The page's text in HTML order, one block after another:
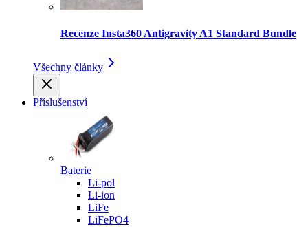
Recenze Insta360 Antigravity A1 Standard Bundle
Všechny články
Příslušenství
Baterie
Li-pol
Li-ion
LiFe
LiFePO4